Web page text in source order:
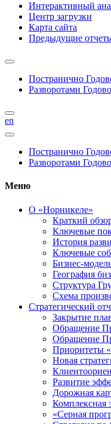
Интерактивный
Центр загрузки
Карта сайта
Предыдущие
Постранично
Разворотами
en
Постранично
Разворотами
Меню
О «Норникеле»
Краткий
Ключевые
История
Ключевые
Бизнес-
География
Структура
Схема
Стратегический
Закрытие
Обращение
Обращение
Приоритеты
Новая
Развитие
Дорожная
Комплексная
«Серная